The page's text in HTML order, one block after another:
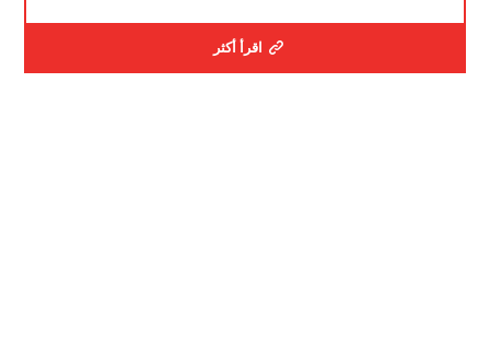
اقرأ أكثر